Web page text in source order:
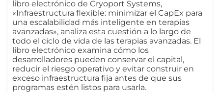
libro electrónico de Cryoport Systems,
«Infraestructura flexible: minimizar el CapEx para
una escalabilidad más inteligente en terapias
avanzadas», analiza esta cuestión a lo largo de
todo el ciclo de vida de las terapias avanzadas. El
libro electrónico examina cómo los
desarrolladores pueden conservar el capital,
reducir el riesgo operativo y evitar construir en
exceso infraestructura fija antes de que sus
programas estén listos para usarla.